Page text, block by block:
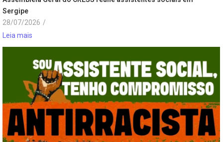
Sergipe
28/07/2026 /
Leia mais